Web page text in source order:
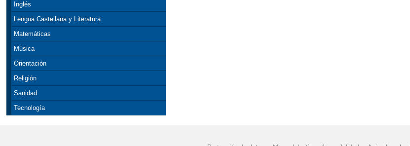
Inglés
Lengua Castellana y Literatura
Matemáticas
Música
Orientación
Religión
Sanidad
Tecnología